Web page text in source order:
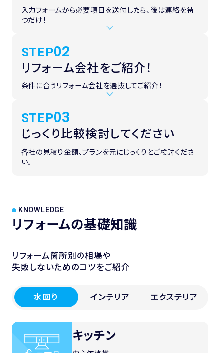
入力フォームから必要項目を送付したら、後は連絡を待
つだけ！
STEP02
リフォーム会社をご紹介！
条件に合うリフォーム会社を選抜してご紹介！
STEP03
じっくり比較検討してください
各社の見積り金額、プランを元にじっくりとご検討くださ
い。
KNOWLEDGE
リフォームの基礎知識
リフォーム箇所別の相場や
失敗しないためのコツをご紹介
水回り インテリア エクステリア
キッチン